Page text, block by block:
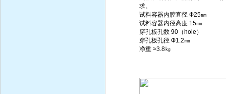
求。
试料容器内腔直径 Ф25㎜
试料容器内径高度 15㎜
穿孔板孔数 90（hole）
穿孔板孔径 Ф1.2㎜
净重 ≈3.8㎏